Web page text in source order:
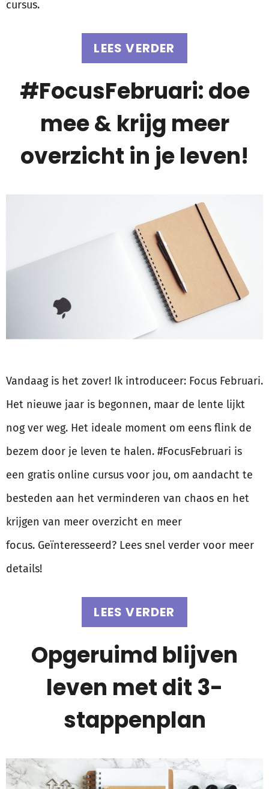
cursus.
LEES VERDER
#FocusFebruari: doe
mee & krijg meer
overzicht in je leven!
Vandaag is het zover! Ik introduceer: Focus Februari.
Het nieuwe jaar is begonnen, maar de lente lijkt
nog ver weg. Het ideale moment om eens flink de
bezem door je leven te halen. #FocusFebruari is
een gratis online cursus voor jou, om aandacht te
besteden aan het verminderen van chaos en het
krijgen van meer overzicht en meer
focus. Geïnteresseerd? Lees snel verder voor meer
details!
LEES VERDER
Opgeruimd blijven
leven met dit 3-
stappenplan